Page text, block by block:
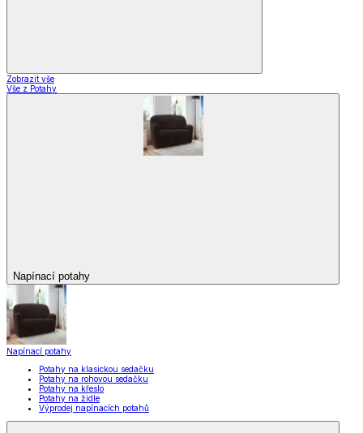
Zobrazit vše
Vše z Potahy
Napínací potahy
Napínací potahy
Potahy na klasickou sedačku
Potahy na rohovou sedačku
Potahy na křeslo
Potahy na židle
Výprodej napínacích potahů